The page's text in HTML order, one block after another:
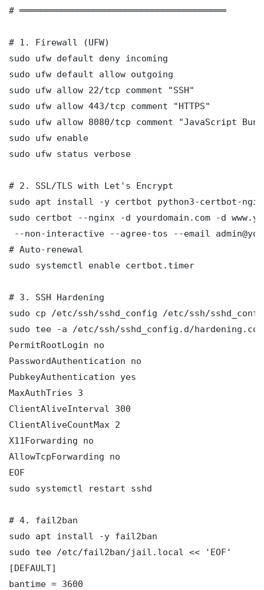
# ═══════════════════════════════════════
# 1. Firewall (UFW)
sudo ufw default deny incoming
sudo ufw default allow outgoing
sudo ufw allow 22/tcp comment "SSH"
sudo ufw allow 443/tcp comment "HTTPS"
sudo ufw allow 8080/tcp comment "JavaScript Bun
sudo ufw enable
sudo ufw status verbose
# 2. SSL/TLS with Let's Encrypt
sudo apt install -y certbot python3-certbot-
sudo certbot --nginx -d yourdomain.com -d
--non-interactive --agree-tos --email
# Auto-renewal
sudo systemctl enable certbot.timer
# 3. SSH Hardening
sudo cp /etc/ssh/sshd_config /etc/ssh/
sudo tee -a /etc/ssh/sshd_config.d/
PermitRootLogin no
PasswordAuthentication no
PubkeyAuthentication yes
MaxAuthTries 3
ClientAliveInterval 300
ClientAliveCountMax 2
X11Forwarding no
AllowTcpForwarding no
EOF
sudo systemctl restart sshd
# 4. fail2ban
sudo apt install -y fail2ban
sudo tee /etc/fail2ban/jail.local << 'EOF'
[DEFAULT]
bantime = 3600